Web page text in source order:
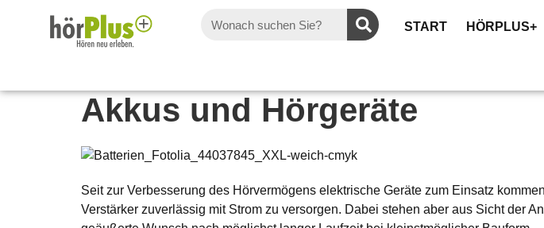
START HÖRPLUS+
Akkus und Hörgeräte
Seit zur Verbesserung des Hörvermögens elektrische Geräte zum Einsatz
Verstärker zuverlässig mit Strom zu versorgen. Dabei stehen aber aus Sicht der